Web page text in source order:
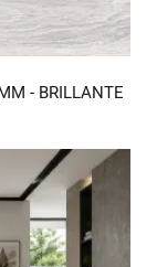
- BRILLANTE